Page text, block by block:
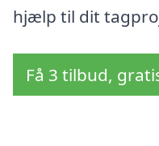
hjælp til dit
Få 3 tilbud,